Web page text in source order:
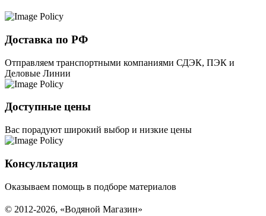
Доставка по РФ
Отправляем транспортными компаниями СДЭК, ПЭК и
Деловые Линии
Доступные цены
Вас порадуют широкий выбор и низкие цены
Консультация
Оказываем помощь в подборе материалов
© 2012-2026, «Водяной Магазин»